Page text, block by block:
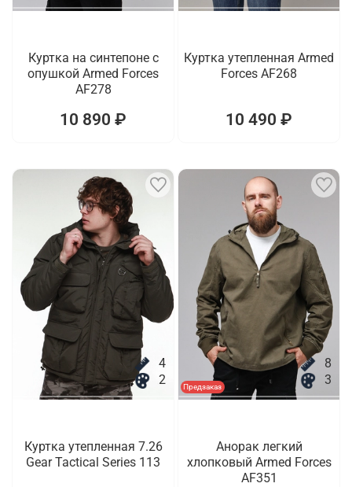
Куртка на синтепоне с
опушкой Armed Forces
AF278
10 890 ₽
Куртка утепленная Armed
Forces AF268
10 490 ₽
4
2
Куртка утепленная 7.26
Gear Tactical Series 113
Предзаказ
8
3
Анорак легкий
хлопковый Armed Forces
AF351